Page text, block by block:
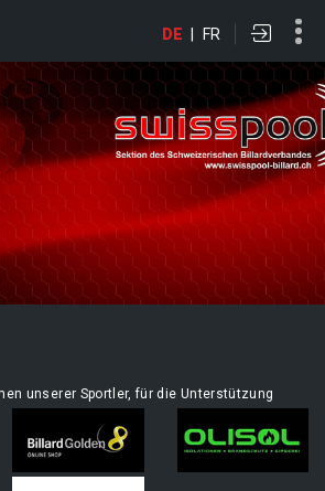
DE | FR
unserer Sportler, für die Unterstützung